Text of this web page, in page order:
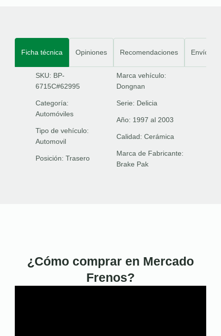
Ficha técnica Opiniones Recomendaciones Envíos
SKU: BP-
6715C#62995
Categoría:
Automóviles
Tipo de vehículo:
Automovil
Posición: Trasero
Marca vehículo:
Dongnan
Serie: Delicia
Año: 1997 al 2003
Calidad: Cerámica
Marca de Fabricante:
Brake Pak
¿Cómo comprar en Mercado
Frenos?